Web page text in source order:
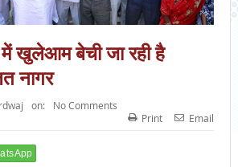
खुलेआम बेची जा रही है
नागर
on:
No Comments
Print
Email